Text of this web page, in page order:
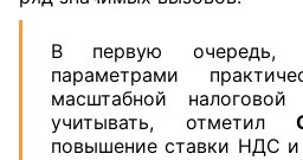
В первую очередь,
параметрами
масштабной
учитывать, отметил
повышение ставки НДС и